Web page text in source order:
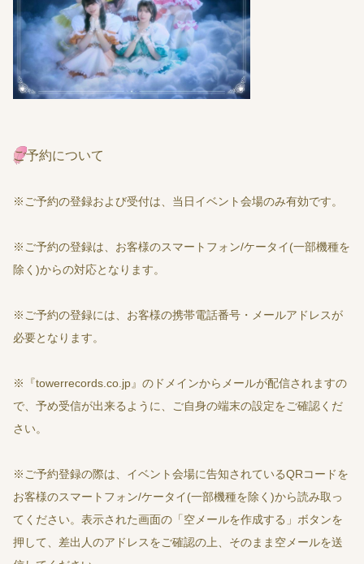
ご予約について
※ご予約の登録および受付は、当日イベント会場のみ有効です。
※ご予約の登録は、お客様のスマートフォン/ケータイ(一部機種を
除く)からの対応となります。
※ご予約の登録には、お客様の携帯電話番号・メールアドレスが
必要となります。
※『towerrecords.co.jp』のドメインからメールが配信されますの
で、予め受信が出来るように、ご自身の端末の設定をご確認くだ
さい。
※ご予約登録の際は、イベント会場に告知されているQRコードを
お客様のスマートフォン/ケータイ(一部機種を除く)から読み取っ
てください。表示された画面の「空メールを作成する」ボタンを
押して、差出人のアドレスをご確認の上、そのまま空メールを送